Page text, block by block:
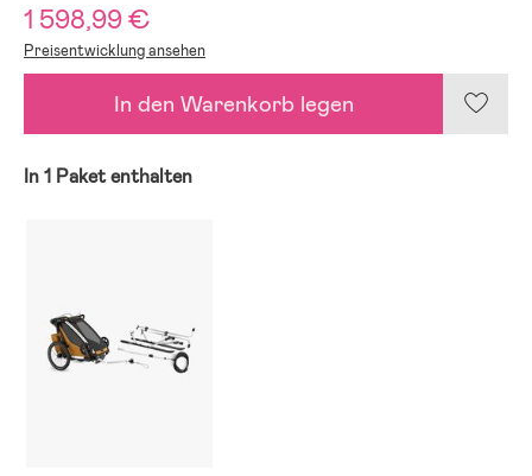
1 598,99 €
Preisentwicklung ansehen
In den Warenkorb legen
In 1 Paket enthalten